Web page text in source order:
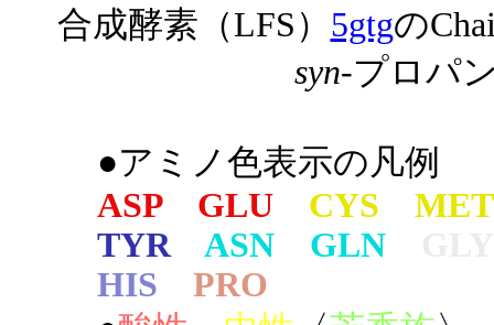
合成酵素（LFS） 5gtgの
syn-プロパ
●アミノ色表示の凡例
ASP GLU
CYS MET
TYR
ASN GLN
HIS
PRO